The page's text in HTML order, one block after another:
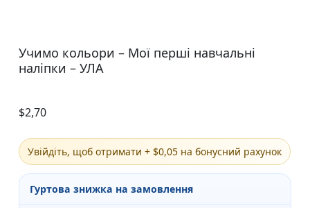
Учимо кольори – Мої перші навчальні
наліпки – УЛА
$2,70
Увійдіть, щоб отримати + $0,05 на бонусний рахунок
Гуртова знижка на замовлення